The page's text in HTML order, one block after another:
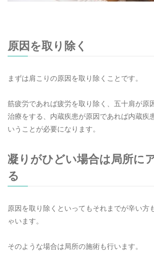
原因を取り除く
まずは肩こりの原因を取り除くことです。
筋疲労であれば疲労を取り除く、五十肩が原
治療をする、内蔵疾患が原因であれば内蔵疾
いうことが必要になります。
凝りがひどい場合は局所に
る
原因を取り除くといってもそれまでが辛い方
ゃいます。
そのような場合は局所の施術も行います。